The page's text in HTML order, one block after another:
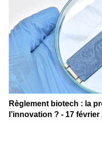
Règlement biotech : la
l’innovation ? - 17 février